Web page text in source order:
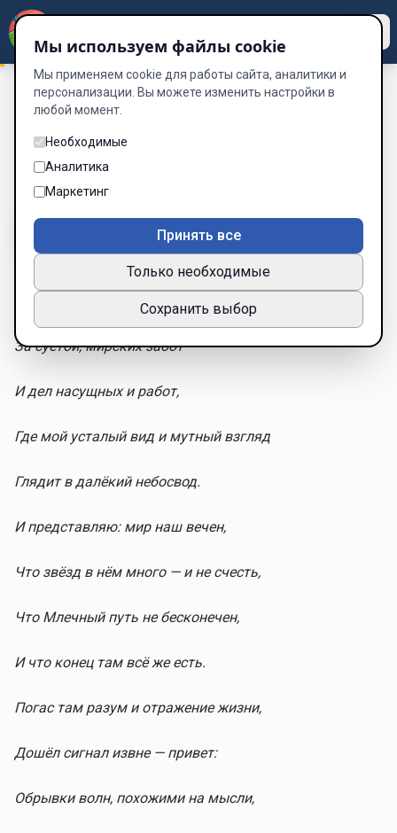
Сборник Стихотворений 2025
ВЫСОТА, ПОЛЁТ И ДАЛЬ
Глава 39 из 70
Шрифт
ВЫСОТА, ПОЛЁТ И ДАЛЬ
За суетой, мирских забот
И дел насущных и работ,
Где мой усталый вид и мутный взгляд
Глядит в далёкий небосвод.
И представляю: мир наш вечен,
Что звёзд в нём много — и не счесть,
Что Млечный путь не бесконечен,
И что конец там всё же есть.
Погас там разум и отражение жизни,
Дошёл сигнал извне — привет:
Обрывки волн, похожими на мысли,
Мы используем файлы cookie
Мы применяем cookie для работы сайта, аналитики и
персонализации. Вы можете изменить настройки в
любой момент.
Необходимые
Аналитика
Маркетинг
Принять все
Только необходимые
Сохранить выбор